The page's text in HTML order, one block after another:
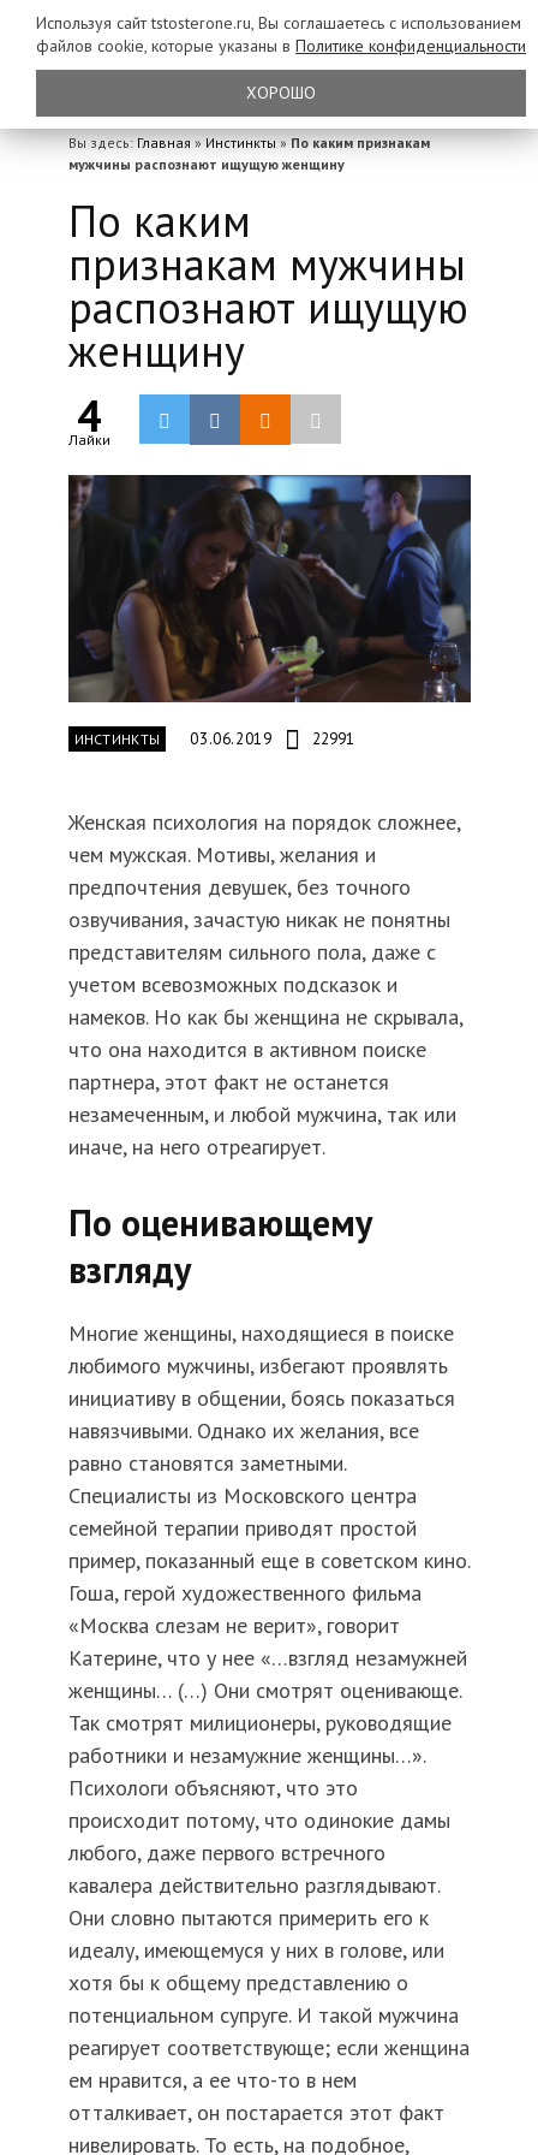
Вы здесь: Главная » Инстинкты » По каким признакам
мужчины распознают ищущую женщину
По каким
признакам мужчины
распознают ищущую
женщину
4
Лайки
ИНСТИНКТЫ 03.06.2019 22991
Женская психология на порядок сложнее,
чем мужская. Мотивы, желания и
предпочтения девушек, без точного
озвучивания, зачастую никак не понятны
представителям сильного пола, даже с
учетом всевозможных подсказок и
намеков. Но как бы женщина не скрывала,
что она находится в активном поиске
партнера, этот факт не останется
незамеченным, и любой мужчина, так или
иначе, на него отреагирует.
По оценивающему
взгляду
Многие женщины, находящиеся в поиске
любимого мужчины, избегают проявлять
инициативу в общении, боясь показаться
навязчивыми. Однако их желания, все
равно становятся заметными.
Специалисты из Московского центра
семейной терапии приводят простой
пример, показанный еще в советском кино.
Гоша, герой художественного фильма
«Москва слезам не верит», говорит
Катерине, что у нее «…взгляд незамужней
женщины… (…) Они смотрят оценивающе.
Так смотрят милиционеры, руководящие
работники и незамужние женщины…».
Психологи объясняют, что это
происходит потому, что одинокие дамы
любого, даже первого встречного
кавалера действительно разглядывают.
Они словно пытаются примерить его к
идеалу, имеющемуся у них в голове, или
хотя бы к общему представлению о
потенциальном супруге. И такой мужчина
реагирует соответствующе; если женщина
ем нравится, а ее что-то в нем
отталкивает, он постарается этот факт
нивелировать. То есть, на подобное,
Используя сайт tstosterone.ru, Вы соглашаетесь с использованием
файлов cookie, которые указаны в Политике конфиденциальности
ХОРОШО